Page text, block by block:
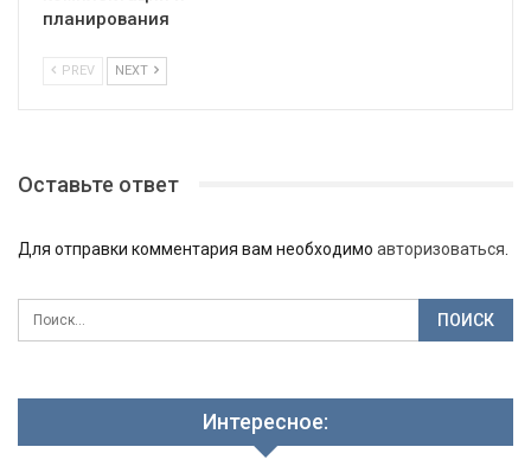
планирования
PREV NEXT
Оставьте ответ
Для отправки комментария вам необходимо авторизоваться
Интересное: